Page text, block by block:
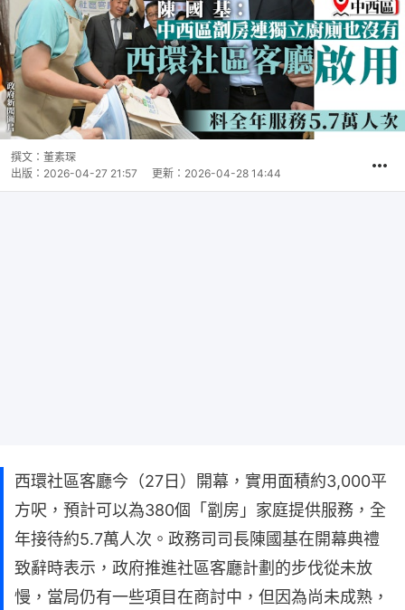
撰文： 董素琛
出版： 2026-04-27 21:57 更新： 2026-04-28 14:44
西環社區客廳今（27日）開幕，實用面積約3,000平
方呎，預計可以為380個「劏房」家庭提供服務，全
年接待約5.7萬人次。政務司司長陳國基在開幕典禮
致辭時表示，政府推進社區客廳計劃的步伐從未放
慢，當局仍有一些項目在商討中，但因為尚未成熟，